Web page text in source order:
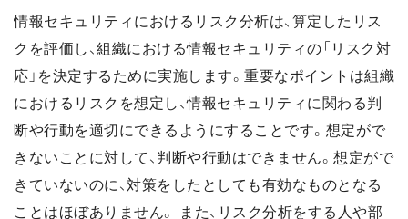
情報セキュリティにおけるリスク分析は、算定したリス
クを評価し、組織における情報セキュリティの「リスク対
応」を決定するために実施します。重要なポイントは組織
におけるリスクを想定し、情報セキュリティに関わる判
断や行動を適切にできるようにすることです。想定がで
きないことに対して、判断や行動はできません。想定がで
きていないのに、対策をしたとしても有効なものとなる
ことはほぼありません。 また、リスク分析をする人や部